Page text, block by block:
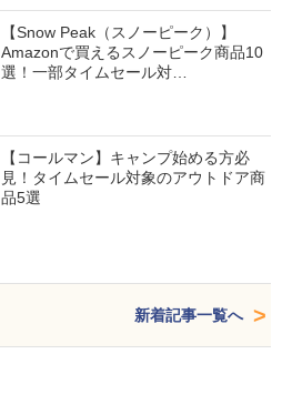
【Snow Peak（スノーピーク）】
Amazonで買えるスノーピーク商品10
選！一部タイムセール対…
【コールマン】キャンプ始める方必
見！タイムセール対象のアウトドア商
品5選
新着記事一覧へ